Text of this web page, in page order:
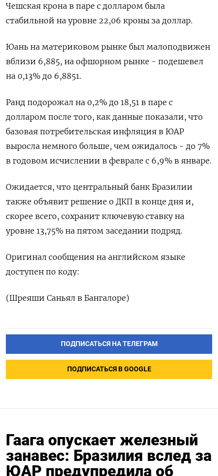
Чешская крона в паре с долларом была
стабильной на уровне 22,06 кроны за доллар.
Юань на материковом рынке был малоподвижен
вблизи 6,885​, на офшорном рынке - подешевел
на 0,13% до 6,8851.
Ранд подорожал на 0,2% до 18,51 в паре с
долларом после того, как данные показали, что
базовая потребительская инфляция в ЮАР
выросла немного больше, чем ожидалось - до 7%
в годовом исчислении в феврале с 6,9% в январе.
Ожидается, что центральный банк Бразилии
также объявит решение о ДКП в конце дня и,
скорее всего, сохранит ключевую ставку на
уровне 13,75% на пятом заседании подряд.
Оригинал сообщения на английском языке
доступен по коду:
(Шреяши Саньял в Бангалоре)
ПОДПИСАТЬСЯ НА ТЕЛЕГРАМ
ПОДПИСАТЬСЯ В GOOGLE
Гаага опускает железный
занавес: Бразилия вслед за
ЮАР предупредила об